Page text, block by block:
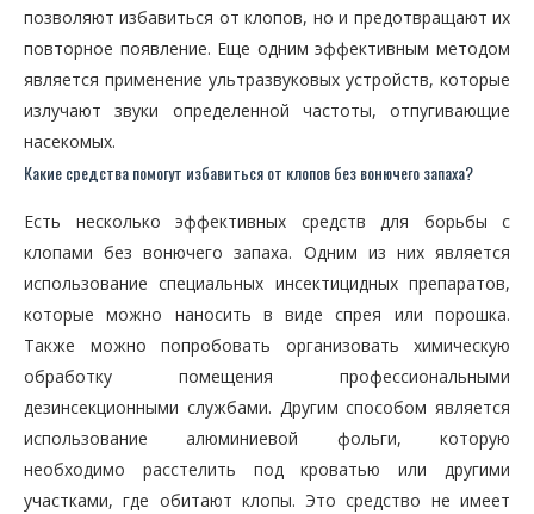
позволяют избавиться от клопов, но и предотвращают их
повторное появление. Еще одним эффективным методом
является применение ультразвуковых устройств, которые
излучают звуки определенной частоты, отпугивающие
насекомых.
Какие средства помогут избавиться от клопов без вонючего запаха?
Есть несколько эффективных средств для борьбы с
клопами без вонючего запаха. Одним из них является
использование специальных инсектицидных препаратов,
которые можно наносить в виде спрея или порошка.
Также можно попробовать организовать химическую
обработку помещения профессиональными
дезинсекционными службами. Другим способом является
использование алюминиевой фольги, которую
необходимо расстелить под кроватью или другими
участками, где обитают клопы. Это средство не имеет